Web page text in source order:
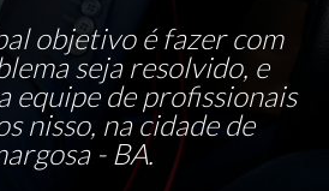
objetivo é fazer com
seja resolvido, e
equipe de profissionais
nisso, na cidade de
- BA.